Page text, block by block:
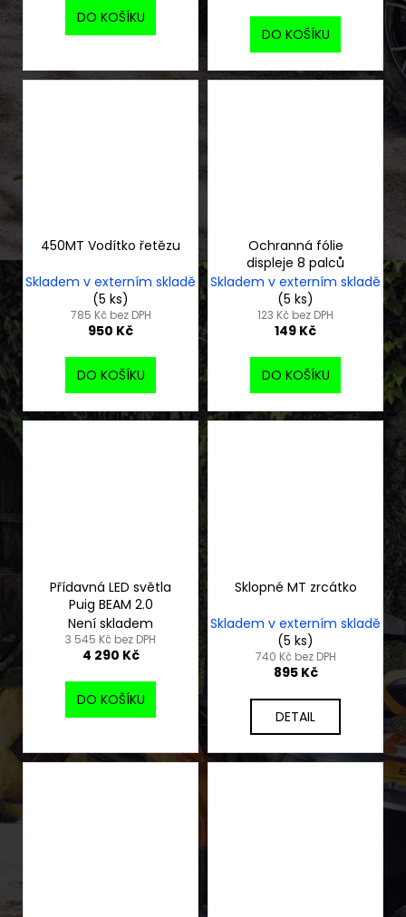
DO KOŠÍKU
DO KOŠÍKU
450MT Vodítko řetězu
Skladem v externím skladě
(5 ks)
785 Kč bez DPH
950 Kč
DO KOŠÍKU
Ochranná fólie
displeje 8 palců
Skladem v externím skladě
(5 ks)
123 Kč bez DPH
149 Kč
DO KOŠÍKU
Přídavná LED světla
Puig BEAM 2.0
Není skladem
3 545 Kč bez DPH
4 290 Kč
DO KOŠÍKU
Sklopné MT zrcátko
Skladem v externím skladě
(5 ks)
740 Kč bez DPH
895 Kč
DETAIL